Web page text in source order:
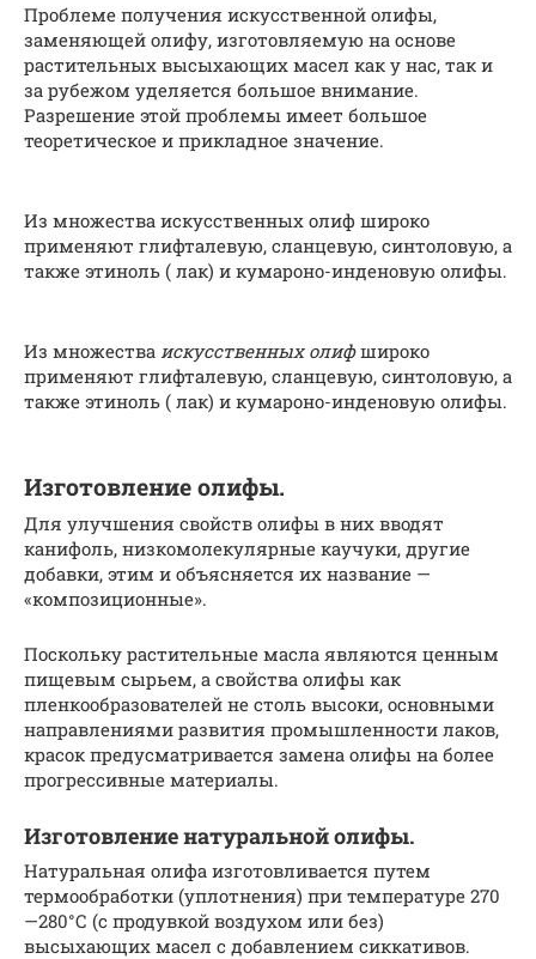
Проблеме получения искусственной олифы,
заменяющей олифу, изготовляемую на основе
растительных высыхающих масел как у нас, так и
за рубежом уделяется большое внимание.
Разрешение этой проблемы имеет большое
теоретическое и прикладное значение.
Из множества искусственных олиф широко
применяют глифталевую, сланцевую, синтоловую, а
также этиноль ( лак) и кумароно-инденовую олифы.
Из множества искусственных олифшироко
применяют глифталевую, сланцевую, синтоловую, а
также этиноль ( лак) и кумароно-инденовую олифы.
Изготовление олифы.
Для улучшения свойств олифы в них вводят
канифоль, низкомолекулярные каучуки, другие
добавки, этим и объясняется их название —
«композиционные».
Поскольку растительные масла являются ценным
пищевым сырьем, а свойства олифы как
пленкообразователей не столь высоки, основными
направлениями развития промышленности лаков,
красок предусматривается замена олифы на более
прогрессивные материалы.
Изготовление натуральной олифы.
Натуральная олифа изготовливается путем
термообработки (уплотнения) при температуре 270
—280°С (с продувкой воздухом или без)
высыхающих масел с добавлением сиккативов.